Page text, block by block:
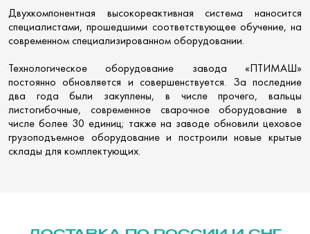
Двухкомпонентная высокореактивная система наносится
специалистами, прошедшими соответствующее обучение, на
современном специализированном оборудовании.
Технологическое оборудование завода «ПТИМАШ»
постоянно обновляется и совершенствуется. За последние
два года были закуплены, в числе прочего, вальцы
листогибочные, современное сварочное оборудование в
числе более 30 единиц; также на заводе обновили цеховое
грузоподъемное оборудование и построили новые крытые
склады для комплектующих.